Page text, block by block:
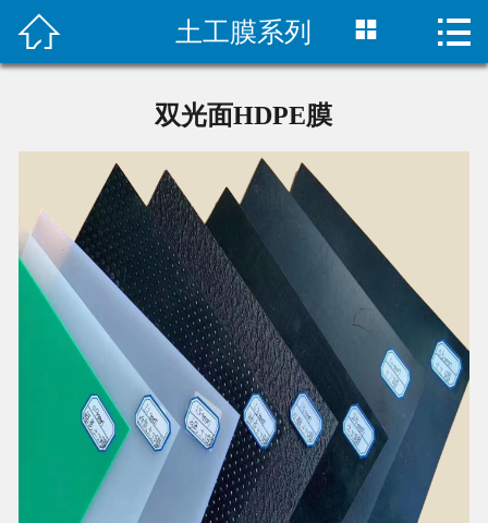
 首页
产品展示
工程案例
联系我们
 土工膜系列  
双光面HDPE膜